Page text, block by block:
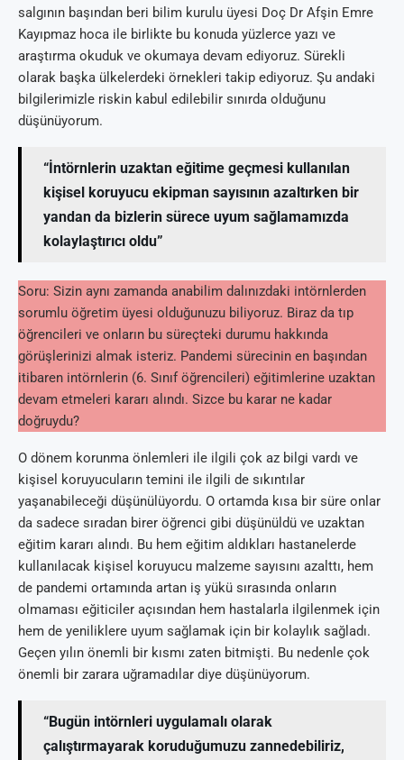
salgının başından beri bilim kurulu üyesi Doç Dr Afşin Emre
Kayıpmaz hoca ile birlikte bu konuda yüzlerce yazı ve
araştırma okuduk ve okumaya devam ediyoruz. Sürekli
olarak başka ülkelerdeki örnekleri takip ediyoruz. Şu andaki
bilgilerimizle riskin kabul edilebilir sınırda olduğunu
düşünüyorum.
“İntörnlerin uzaktan eğitime geçmesi kullanılan
kişisel koruyucu ekipman sayısının azaltırken bir
yandan da bizlerin sürece uyum sağlamamızda
kolaylaştırıcı oldu”
Soru: Sizin aynı zamanda anabilim dalınızdaki intörnlerden
sorumlu öğretim üyesi olduğunuzu biliyoruz. Biraz da tıp
öğrencileri ve onların bu süreçteki durumu hakkında
görüşlerinizi almak isteriz. Pandemi sürecinin en başından
itibaren intörnlerin (6. Sınıf öğrencileri) eğitimlerine uzaktan
devam etmeleri kararı alındı. Sizce bu karar ne kadar
doğruydu?
O dönem korunma önlemleri ile ilgili çok az bilgi vardı ve
kişisel koruyucuların temini ile ilgili de sıkıntılar
yaşanabileceği düşünülüyordu. O ortamda kısa bir süre onlar
da sadece sıradan birer öğrenci gibi düşünüldü ve uzaktan
eğitim kararı alındı. Bu hem eğitim aldıkları hastanelerde
kullanılacak kişisel koruyucu malzeme sayısını azalttı, hem
de pandemi ortamında artan iş yükü sırasında onların
olmaması eğiticiler açısından hem hastalarla ilgilenmek için
hem de yeniliklere uyum sağlamak için bir kolaylık sağladı.
Geçen yılın önemli bir kısmı zaten bitmişti. Bu nedenle çok
önemli bir zarara uğramadılar diye düşünüyorum.
“Bugün intörnleri uygulamalı olarak
çalıştırmayarak koruduğumuzu zannedebiliriz,